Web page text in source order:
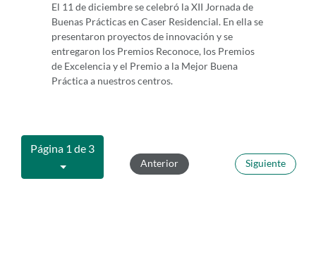
El 11 de diciembre se celebró la XII Jornada de
Buenas Prácticas en Caser Residencial. En ella se
presentaron proyectos de innovación y se
entregaron los Premios Reconoce, los Premios
de Excelencia y el Premio a la Mejor Buena
Práctica a nuestros centros.
Página 1 de 3
Anterior Siguiente